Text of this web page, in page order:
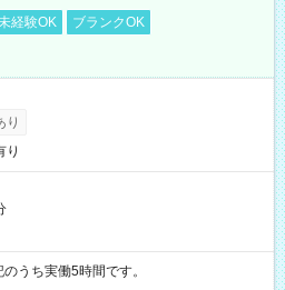
経験OK
ブランクOK
り
り
※表記のうち実働5時間です。